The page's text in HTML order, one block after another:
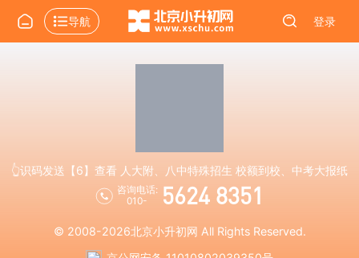
导航 登录
👆识码发送【6】查看 人大附、八中特殊招生 校额到校、中考大报纸
咨询电话:
010-
5624 8351
© 2008-2026北京小升初网 All Rights Reserved.